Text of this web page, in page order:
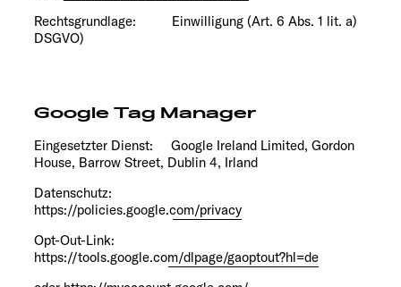
Rechtsgrundlage: Einwilligung (Art. 6 Abs. 1 lit. a)
DSGVO)
Google Tag Manager
Eingesetzter Dienst: Google Ireland Limited, Gordon
House, Barrow Street, Dublin 4, Irland
Datenschutz:
https://policies.google.com/privacy
Opt-Out-Link:
https://tools.google.com/dlpage/gaoptout?hl=de